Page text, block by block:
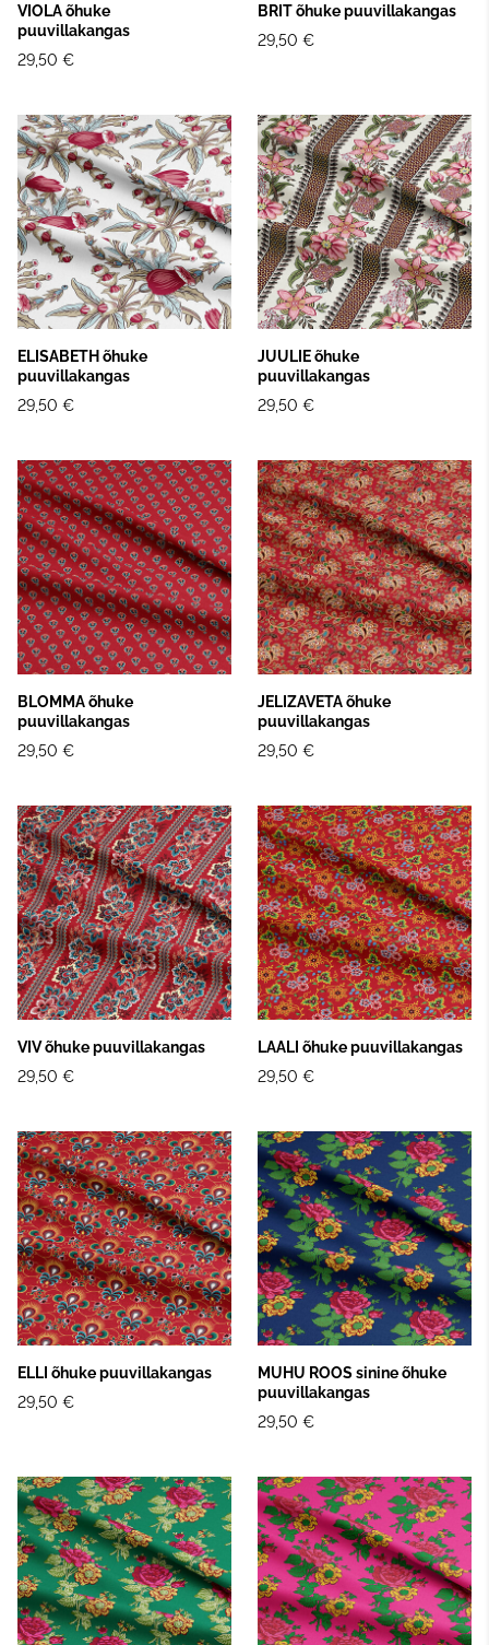
VIOLA õhuke
puuvillakangas
29,50 €
BRIT õhuke puuvillakangas
29,50 €
ELISABETH õhuke
puuvillakangas
29,50 €
JUULIE õhuke
puuvillakangas
29,50 €
BLOMMA õhuke
puuvillakangas
29,50 €
JELIZAVETA õhuke
puuvillakangas
29,50 €
VIV õhuke puuvillakangas
29,50 €
LAALI õhuke puuvillakangas
29,50 €
ELLI õhuke puuvillakangas
29,50 €
MUHU ROOS sinine õhuke
puuvillakangas
29,50 €